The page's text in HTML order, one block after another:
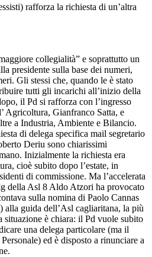
rafforza la richiesta di un’altra
collegialità” e soprattutto un
presidente sulla base dei numeri,
Gli stessi che, quando le è stato
tutti gli incarichi all’inizio della
il Pd si rafforza con l’ingresso
Agricoltura, Gianfranco Satta, e
a Industria, Ambiente e Bilancio.
di delega specifica mail segretario
Deriu sono chiarissimi
Inizialmente la richiesta era
cioè subito dopo l’estate, in
di commissione. Ma l’accelerata
della Asl 8 Aldo Atzori ha provocato
sulla nomina di Paolo Cannas
alla guida dell’Asl cagliaritana, la più
situazione è chiara: il Pd vuole subito
una delega particolare (ma il
ed è disposto a rinunciare a